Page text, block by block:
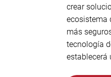
crear
ecosistema
más
tecnología
establecerá